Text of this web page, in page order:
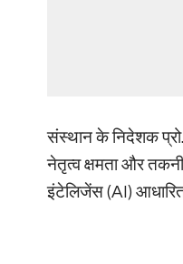
संस्थान के निदेशक प्रो.
नेतृत्व क्षमता और
इंटेलिजेंस (AI) आधारित